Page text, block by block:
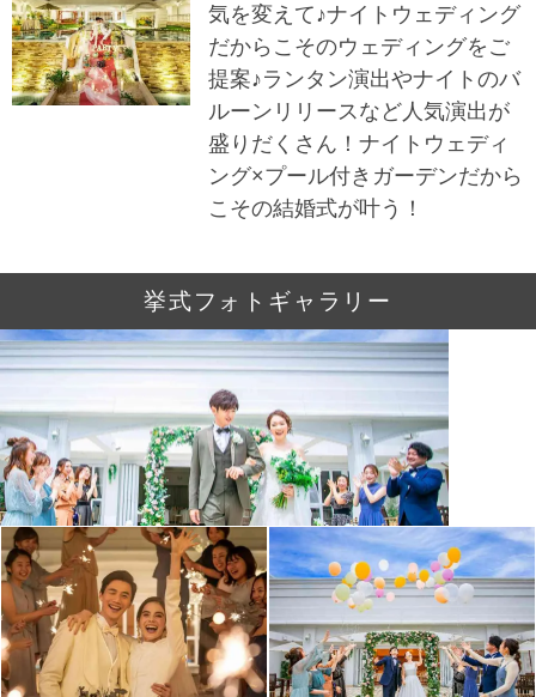
気を変えて♪ナイトウェディング
だからこそのウェディングをご
提案♪ランタン演出やナイトのバ
ルーンリリースなど人気演出が
盛りだくさん！ナイトウェディ
ング×プール付きガーデンだから
こその結婚式が叶う！
挙式フォトギャラリー